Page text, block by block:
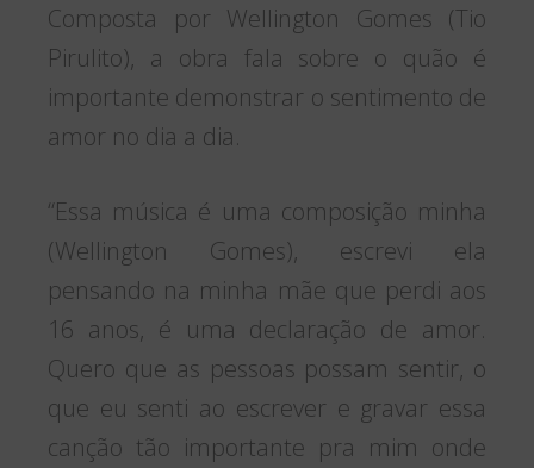
Composta por Wellington Gomes (Tio
Pirulito), a obra fala sobre o quão é
importante demonstrar o sentimento de
amor no dia a dia.
“Essa música é uma composição minha
(Wellington Gomes), escrevi ela
pensando na minha mãe que perdi aos
16 anos, é uma declaração de amor.
Quero que as pessoas possam sentir, o
que eu senti ao escrever e gravar essa
canção tão importante pra mim onde